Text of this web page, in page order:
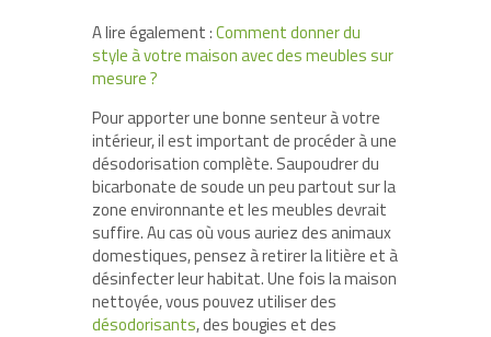
A lire également :Comment donner du
style à votre maison avec des meubles sur
mesure ?
Pour apporter une bonne senteur à votre
intérieur, il est important de procéder à une
désodorisation complète. Saupoudrer du
bicarbonate de soude un peu partout sur la
zone environnante et les meubles devrait
suffire. Au cas où vous auriez des animaux
domestiques, pensez à retirer la litière et à
désinfecter leur habitat. Une fois la maison
nettoyée, vous pouvez utiliser des
désodorisants, des bougies et des